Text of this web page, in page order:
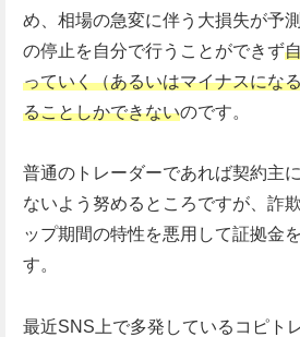
め、相場の急変に伴う大損失が予
の停止を自分で行うことができず
っていく（あるいはマイナスにな
ることしかできないのです。
普通のトレーダーであれば契約主
ないよう努めるところですが、詐
ップ期間の特性を悪用して証拠金
す。
最近SNS上で多発しているコピト